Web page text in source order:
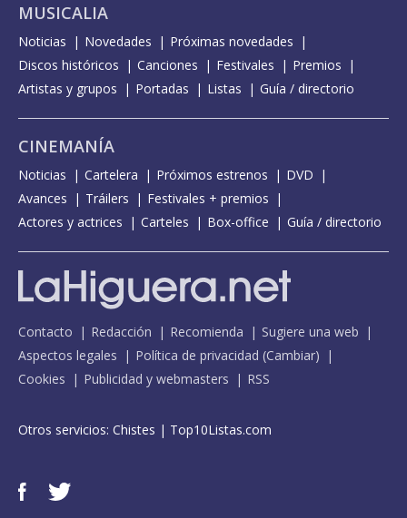
MUSICALIA
Noticias Novedades
Próximas novedades
Discos históricos
Canciones Festivales
Premios
Artistas y grupos
Portadas Listas Guía / directorio
CINEMANÍA
Noticias Cartelera Próximos estrenos
DVD
Avances
Tráilers
Festivales + premios
Actores y actrices
Carteles Box-office Guía / directorio
Contacto Redacción Recomienda
Sugiere una web
Aspectos legales
Política de privacidad (Cambiar)
Cookies
Publicidad y webmasters RSS
Otros servicios: Chistes | Top10Listas.com